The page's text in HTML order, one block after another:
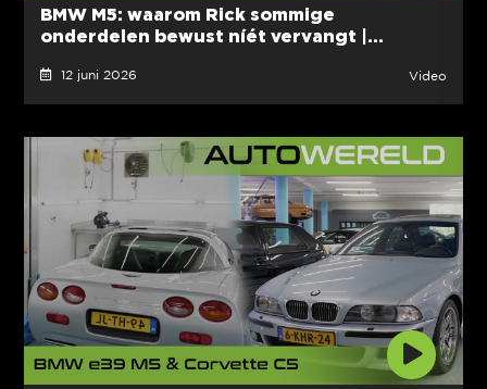
BMW M5: waarom Rick sommige
onderdelen bewust níét vervangt |...
12 juni 2026 Video